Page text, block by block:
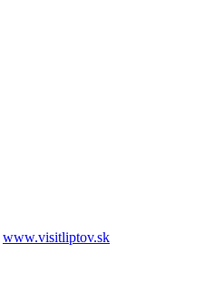
www.visitliptov.sk